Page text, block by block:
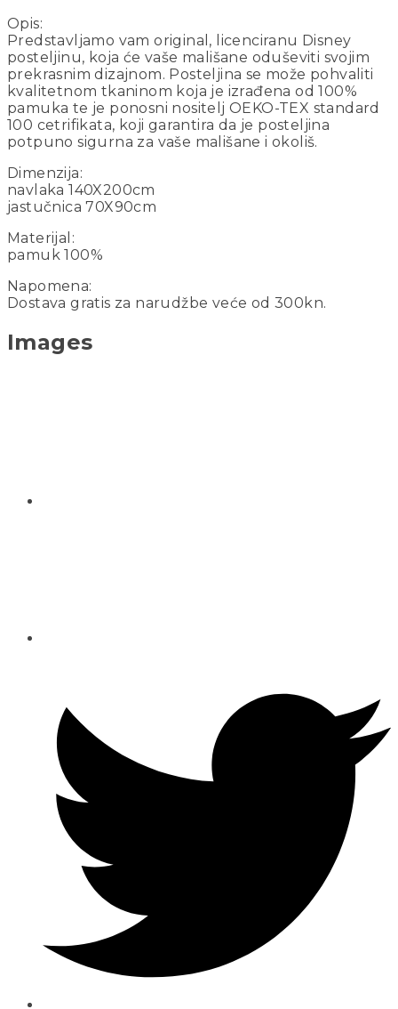
Opis:
Predstavljamo vam original, licenciranu Disney
posteljinu, koja će vaše mališane oduševiti svojim
prekrasnim dizajnom. Posteljina se može pohvaliti
kvalitetnom tkaninom koja je izrađena od 100%
pamuka te je ponosni nositelj OEKO-TEX standard
100 cetrifikata, koji garantira da je posteljina
potpuno sigurna za vaše mališane i okoliš.
Dimenzija:
navlaka 140X200cm
jastučnica 70X90cm
Materijal:
pamuk 100%
Napomena:
Dostava gratis za narudžbe veće od 300kn.
Images